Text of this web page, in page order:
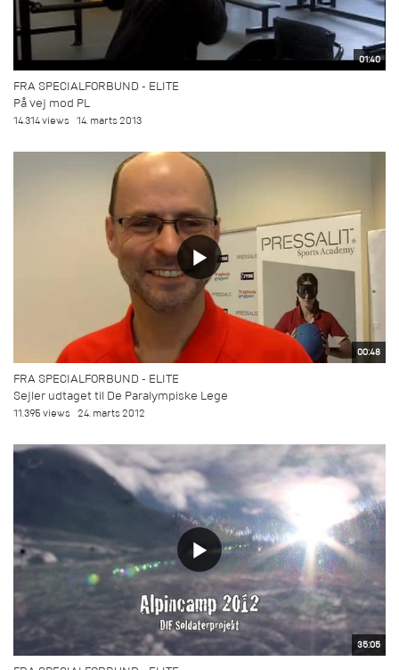
01:40
FRA SPECIALFORBUND - ELITE
På vej mod PL
14.314 views 14. marts 2013
00:48
FRA SPECIALFORBUND - ELITE
Sejler udtaget til De Paralympiske Lege
11.395 views 24. marts 2012
35:05